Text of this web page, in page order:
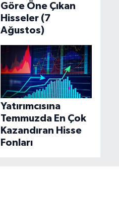
Göre Öne Çıkan
Hisseler (7
Ağustos)
Yatırımcısına
Temmuzda En Çok
Kazandıran Hisse
Fonları